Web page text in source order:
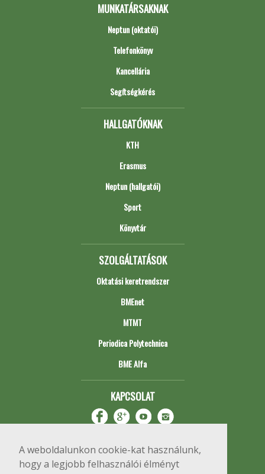
A weboldalunkon cookie-kat használunk,
hogy a legjobb felhasználói élményt
MUNKATÁRSAKNAK
Neptun (oktatói)
Telefonkönyv
Kancellária
Segítségkérés
HALLGATÓKNAK
KTH
Erasmus
Neptun (hallgatói)
Sport
Könyvtár
SZOLGÁLTATÁSOK
Oktatási keretrendszer
BMEnet
MTMT
Periodica Polytechnica
BME Alfa
KAPCSOLAT